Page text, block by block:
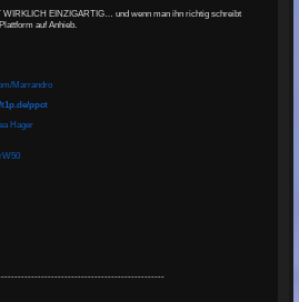
WIRKLICH EINZIGARTIG… und wenn man ihn richtig schreibt
auf Anhieb.
Marrandro
ppct
Hager
­----------------